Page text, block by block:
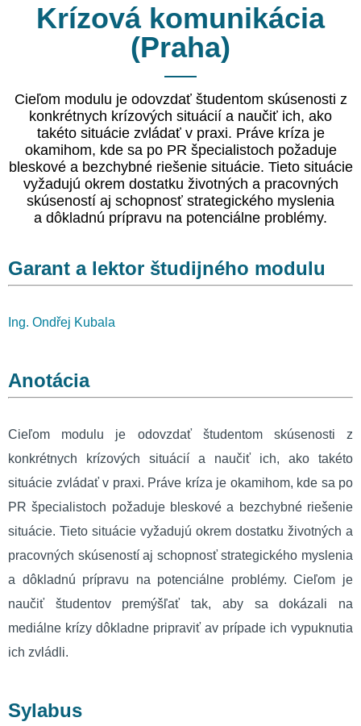
Krízová komunikácia
(Praha)
Cieľom modulu je odovzdať študentom skúsenosti z
konkrétnych krízových situácií a naučiť ich, ako
takéto situácie zvládať v praxi. Práve kríza je
okamihom, kde sa po PR špecialistoch požaduje
bleskové a bezchybné riešenie situácie. Tieto situácie
vyžadujú okrem dostatku životných a pracovných
skúseností aj schopnosť strategického myslenia
a dôkladnú prípravu na potenciálne problémy.
Garant a lektor študijného modulu
Ing. Ondřej Kubala
Anotácia
Cieľom modulu je odovzdať študentom skúsenosti z
konkrétnych krízových situácií a naučiť ich, ako takéto
situácie zvládať v praxi. Práve kríza je okamihom, kde sa po
PR špecialistoch požaduje bleskové a bezchybné riešenie
situácie. Tieto situácie vyžadujú okrem dostatku životných a
pracovných skúseností aj schopnosť strategického myslenia
a dôkladnú prípravu na potenciálne problémy. Cieľom je
naučiť študentov premýšľať tak, aby sa dokázali na
mediálne krízy dôkladne pripraviť av prípade ich vypuknutia
ich zvládli.
Sylabus